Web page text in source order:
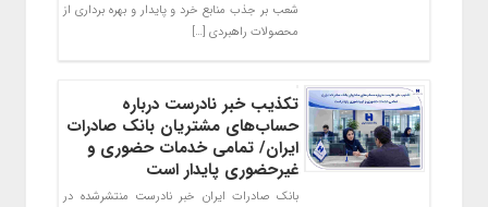
شعب بر جذب منابع خرد و پایدار و بهره برداری از
محصولات راهبردی […]
تکذیب خبر نادرست درباره
حساب‌های مشتریان بانک صادرات
ایران/ تمامی خدمات حضوری و
غیرحضوری پایدار است
بانک صادرات ایران خبر نادرست منتشرشده در